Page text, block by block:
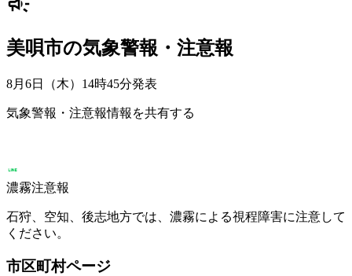
美唄市の気象警報・注意報
8月6日（木）14時45分発表
気象警報・注意報情報を共有する
濃霧注意報
石狩、空知、後志地方では、濃霧による視程障害に注意して
ください。
市区町村ページ